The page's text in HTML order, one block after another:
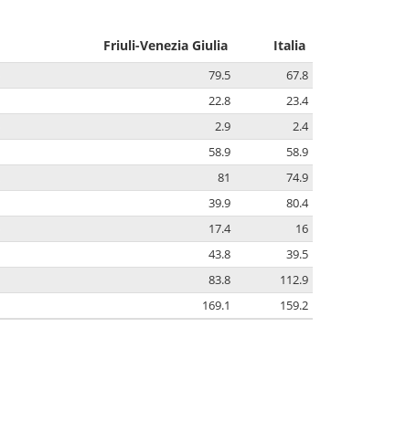
Friuli-Venezia Giulia Italia
79.5
67.8
22.8
23.4
2.9
2.4
58.9
58.9
81
74.9
39.9
80.4
17.4
16
43.8
39.5
83.8
112.9
169.1 159.2